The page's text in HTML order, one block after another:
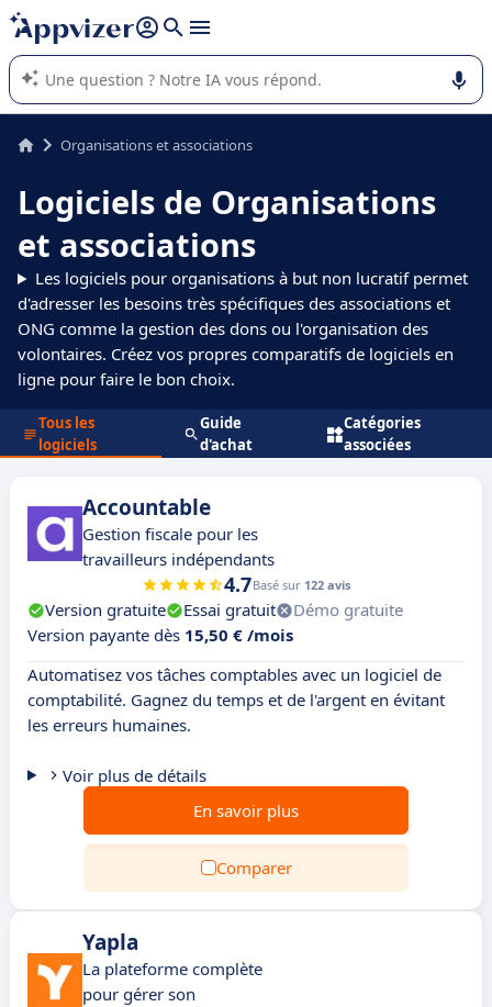
répondre (plusieurs lignes avec
L'IA de Appvizer vous guide dans l'utilisation ou la sélection de
logiciel SaaS en entreprise.
Organisations et associations
Logiciels de Organisations
et associations
Les logiciels pour organisations à but non lucratif permet
d'adresser les besoins très spécifiques des associations et
ONG comme la gestion des dons ou l'organisation des
volontaires. Créez vos propres comparatifs de logiciels en
ligne pour faire le bon choix.
Tous les
logiciels
Guide
d'achat
Catégories
associées
Accountable
Gestion fiscale pour les
travailleurs indépendants
4.7Basé sur 122 avis
Version gratuite Essai gratuit
Démo gratuite
Version payante dès 15,50 € /mois
Automatisez vos tâches comptables avec un logiciel de
comptabilité. Gagnez du temps et de l'argent en évitant
les erreurs humaines.
Voir plus de détails
En savoir plus
Comparer
Yapla
La plateforme complète
pour gérer son